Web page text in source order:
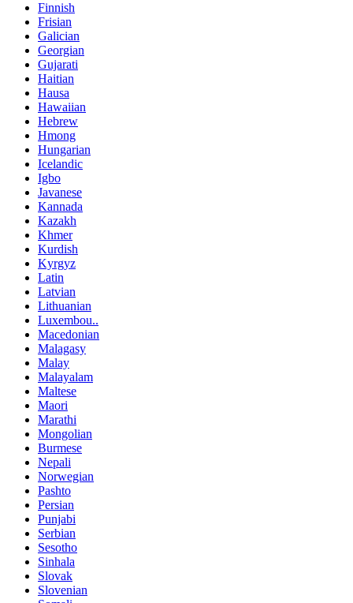
Finnish
Frisian
Galician
Georgian
Gujarati
Haitian
Hausa
Hawaiian
Hebrew
Hmong
Hungarian
Icelandic
Igbo
Javanese
Kannada
Kazakh
Khmer
Kurdish
Kyrgyz
Latin
Latvian
Lithuanian
Luxembou..
Macedonian
Malagasy
Malay
Malayalam
Maltese
Maori
Marathi
Mongolian
Burmese
Nepali
Norwegian
Pashto
Persian
Punjabi
Serbian
Sesotho
Sinhala
Slovak
Slovenian